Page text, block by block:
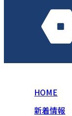
HOME
新着情報